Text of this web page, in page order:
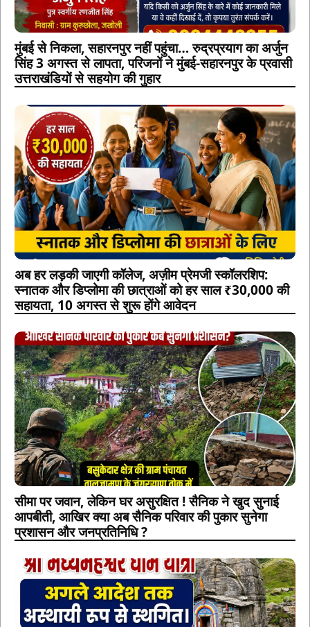
मुंबई से निकला, सहारनपुर नहीं पहुंचा… रुद्रप्रयाग का अर्जुन
सिंह 3 अगस्त से लापता, परिजनों ने मुंबई-सहारनपुर के प्रवासी
उत्तराखंडियों से सहयोग की गुहार
अब हर लड़की जाएगी कॉलेज, अज़ीम प्रेमजी स्कॉलरशिप:
स्नातक और डिप्लोमा की छात्राओं को हर साल ₹30,000 की
सहायता, 10 अगस्त से शुरू होंगे आवेदन
सीमा पर जवान, लेकिन घर असुरक्षित ! सैनिक ने खुद सुनाई
आपबीती, आखिर क्या अब सैनिक परिवार की पुकार सुनेगा
प्रशासन और जनप्रतिनिधि ?